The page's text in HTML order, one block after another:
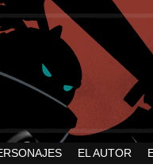
EL AUTOR